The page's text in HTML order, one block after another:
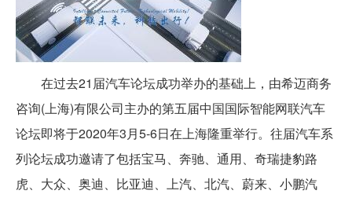
在过去21届汽车论坛成功举办的基础上，由希迈商务
咨询(上海)有限公司主办的第五届中国国际智能网联汽车
论坛即将于2020年3月5-6日在上海隆重举行。往届汽车系
列论坛成功邀请了包括宝马、奔驰、通用、奇瑞捷豹路
虎、大众、奥迪、比亚迪、上汽、北汽、蔚来、小鹏汽